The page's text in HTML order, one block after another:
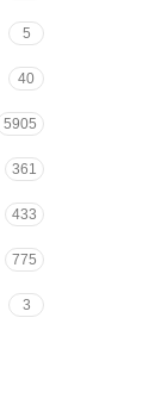
5
40
5905
361
433
775
3